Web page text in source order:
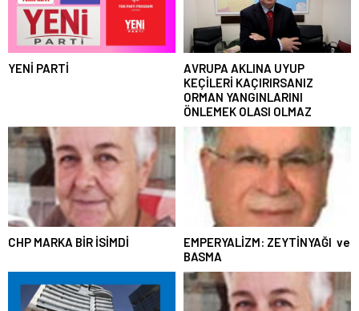
YENİ PARTİ
AVRUPA AKLINA UYUP
KEÇİLERİ KAÇIRIRSANIZ
ORMAN YANGINLARINI
ÖNLEMEK OLASI OLMAZ
CHP MARKA BİR İSİMDİ
EMPERYALİZM: ZEYTİNYAĞI ve
BASMA